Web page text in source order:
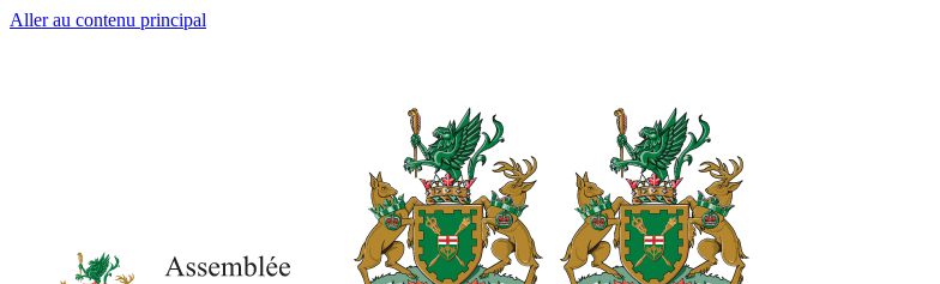
Aller au contenu principal